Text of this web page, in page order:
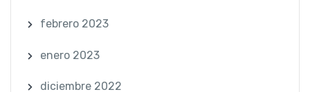
febrero 2023
enero 2023
diciembre 2022